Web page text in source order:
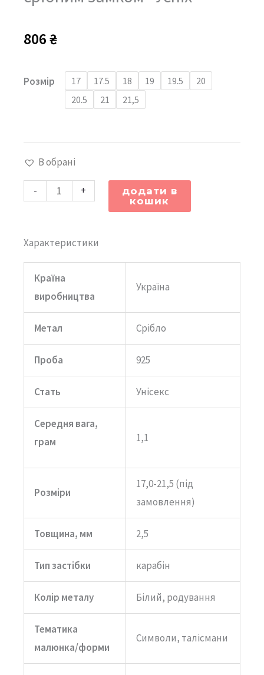
806₴
Розмір 17 17.5 18 19 19.5
20
20.5
21 21,5
В обрані
-
Браслет
замком
кількість
+
додати в
кошик
Характеристики
Країна
виробництва
Україна
Метал Срібло
Проба 925
Стать Унісекс
Середня вага,
грам
1,1
Розміри
17,0-21,5 (під
замовлення)
Товщина, мм 2,5
Тип застібки карабін
Колір металу Білий, родування
Тематика
малюнка/форми
Символи, талісмани